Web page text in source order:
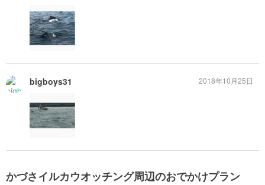
bigboys31 2018年10月25日
かづさイルカウオッチング周辺のおでかけプラン